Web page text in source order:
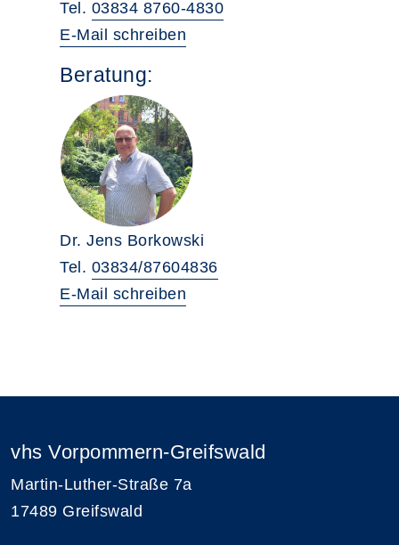
Tel. 03834 8760-4830
E-Mail schreiben
Beratung:
Dr. Jens Borkowski
Tel. 03834/87604836
E-Mail schreiben
vhs Vorpommern-Greifswald
Martin-Luther-Straße 7a
17489 Greifswald